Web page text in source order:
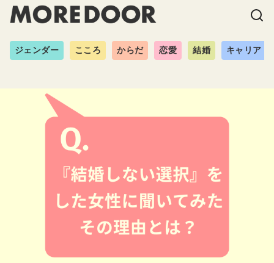
ジェンダー こころ からだ 恋愛 結婚 キャリア